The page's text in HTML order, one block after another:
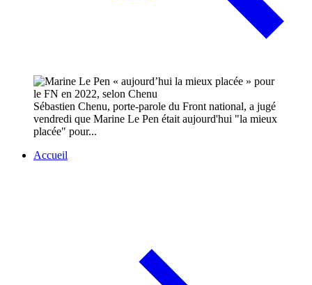
Sébastien Chenu, porte-parole du Front national, a jugé
vendredi que Marine Le Pen était aujourd'hui "la mieux
placée" pour...
Accueil